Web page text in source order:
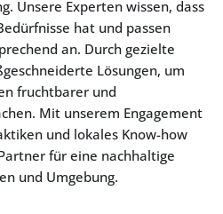
Unsere Experten wissen, dass
hat und passen
an. Durch gezielte
Lösungen, um
fruchtbarer und
Mit unserem Engagement
und lokales Know-how
für eine nachhaltige
und Umgebung.